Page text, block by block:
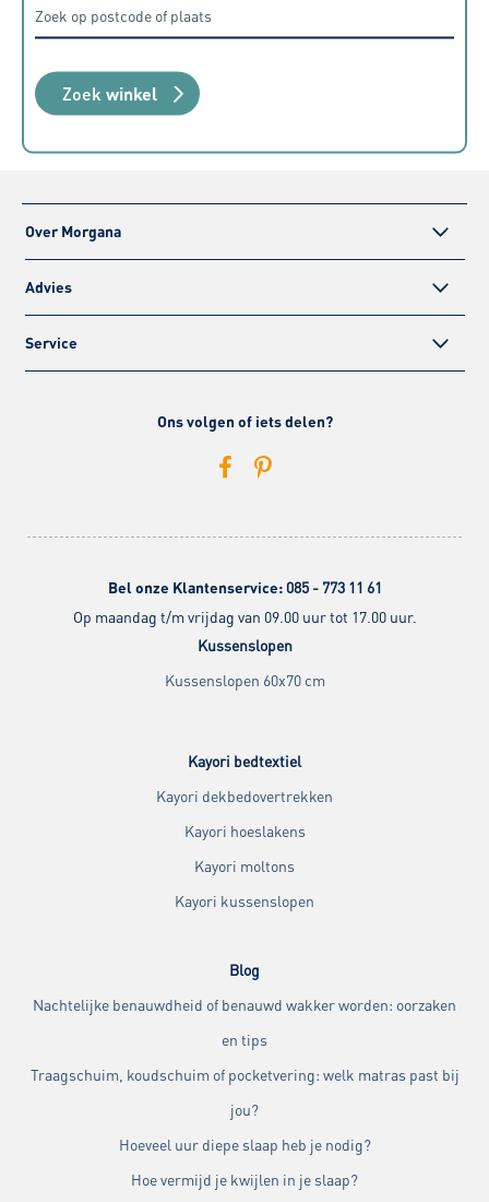
Zoek winkel
Over Morgana
Advies
Service
Ons volgen of iets delen?
Bel onze Klantenservice: 085 - 773 11 61
Op maandag t/m vrijdag van 09.00 uur tot 17.00 uur.
Kussenslopen
Kussenslopen 60x70 cm
Kayori bedtextiel
Kayori dekbedovertrekken
Kayori hoeslakens
Kayori moltons
Kayori kussenslopen
Blog
Nachtelijke benauwdheid of benauwd wakker worden: oorzaken
en tips
Traagschuim, koudschuim of pocketvering: welk matras past bij
jou?
Hoeveel uur diepe slaap heb je nodig?
Hoe vermijd je kwijlen in je slaap?